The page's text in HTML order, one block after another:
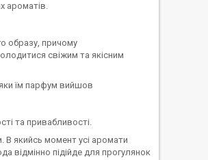
ароматів.
образу, причому
свіжим та якісним
їм парфум вийшов
та привабливості.
В якийсь момент усі аромати
відмінно підійде для прогулянок